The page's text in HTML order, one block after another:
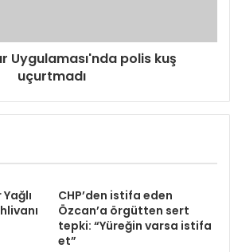
Uygulaması'nda polis kuş
uçurtmadı
CHP’den istifa eden
Özcan’a örgütten sert
tepki: “Yüreğin varsa istifa
et”